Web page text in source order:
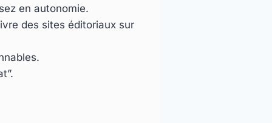
en autonomie.
des sites éditoriaux sur